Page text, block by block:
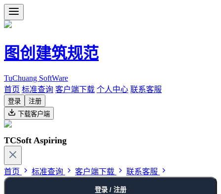
图创建筑规范
TuChuang SoftWare
首页 标准查询 客户端下载 个人中心 联系客服
登录
注册
下载客户端
TCSoft Aspiring
首页 标准查询 客户端下载 联系客服
登录 / 注册